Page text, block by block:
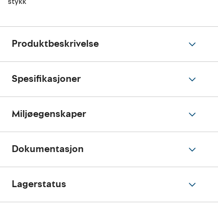
Produktbeskrivelse
Spesifikasjoner
Miljøegenskaper
Dokumentasjon
Lagerstatus